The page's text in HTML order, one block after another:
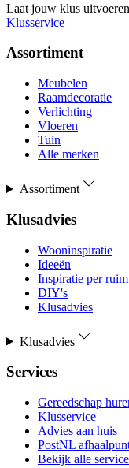
Laat jouw klus
Klusservice
Assortiment
Meubelen
Raamdecoratie
Verlichting
Vloeren
Tuin
Alle merken
Assortiment
Klusadvies
Wooninspiratie
Ideeën
Inspiratie per
DIY's
Klusadvies
Klusadvies
Services
Gereedschap
Klusservice
Advies aan huis
PostNL
Bekijk alle